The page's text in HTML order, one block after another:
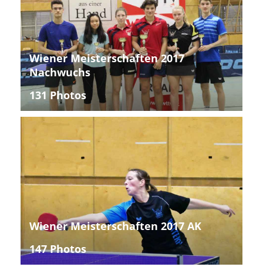
Wiener Meisterschaften 2017
Nachwuchs
131 Photos
Wiener Meisterschaften 2017 AK
147 Photos